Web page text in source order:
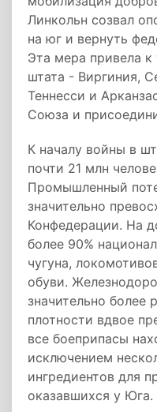
Линкольн созвал
на юг и вернуть
Эта мера привела
штата - Виргиния,
Теннесси и
Союза и
К началу войны в
почти 21 млн
Промышленный
значительно
Конфедерации. На
более 90%
чугуна,
обуви.
значительно более
плотности вдвое
все боеприпасы
исключением
ингредиентов для
оказавшихся у Юга.